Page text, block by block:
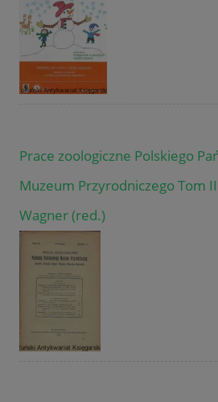
Prace zoologiczne Polskiego
Muzeum Przyrodniczego Tom
Wagner (red.)